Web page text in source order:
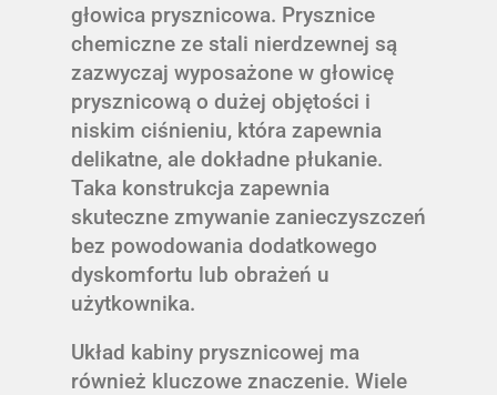
głowica prysznicowa. Prysznice
chemiczne ze stali nierdzewnej są
zazwyczaj wyposażone w głowicę
prysznicową o dużej objętości i
niskim ciśnieniu, która zapewnia
delikatne, ale dokładne płukanie.
Taka konstrukcja zapewnia
skuteczne zmywanie zanieczyszczeń
bez powodowania dodatkowego
dyskomfortu lub obrażeń u
użytkownika.
Układ kabiny prysznicowej ma
również kluczowe znaczenie. Wiele